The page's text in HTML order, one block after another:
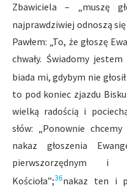
Zbawiciela – „muszę
najprawdziwiej odnoszą
Pawłem: „To, że głoszę
chwały. Świadomy
biada mi, gdybym nie
to pod koniec zjazdu
wielką radością i
słów: „Ponownie
nakaz głoszenia
pierwszorzędnym i
Kościoła”;36nakaz ten i